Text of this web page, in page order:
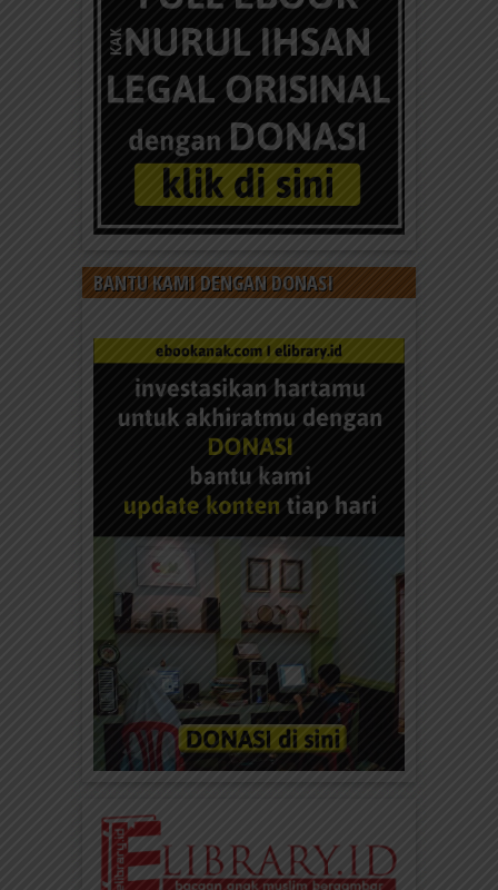
BANTU KAMI DENGAN DONASI